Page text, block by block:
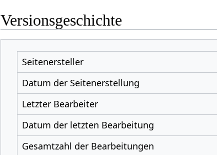
Versionsgeschichte
Seitenersteller
Datum der Seitenerstellung
Letzter Bearbeiter
Datum der letzten Bearbeitung
Gesamtzahl der Bearbeitungen